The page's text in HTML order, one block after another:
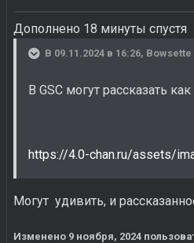
Дополнено 18 минуты спустя
В 09.11.2024 в 16:26, Bowsette
В GSC могут рассказать
https://4.0-chan.ru/assets/
Могут удивить, и
Изменено 9 ноября, 2024